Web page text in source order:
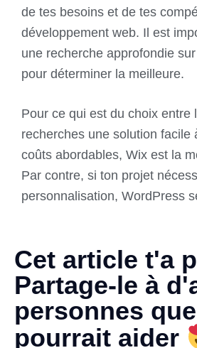
de tes besoins et de tes
développement web. Il est
une recherche approfondie
pour déterminer la meilleure.
Pour ce qui est du choix entre
recherches une solution facile
coûts abordables, Wix est la
Par contre, si ton projet
personnalisation, WordPress
Cet article t'a
Partage-le à
personnes
pourrait aider